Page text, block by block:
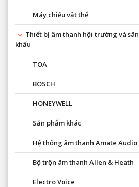
Máy chiếu vật thể
Thiết bị âm thanh hội trường và sân
khấu
TOA
BOSCH
HONEYWELL
Sản phẩm khác
Hệ thống âm thanh Amate Audio
Bộ trộn âm thanh Allen & Heath
Electro Voice